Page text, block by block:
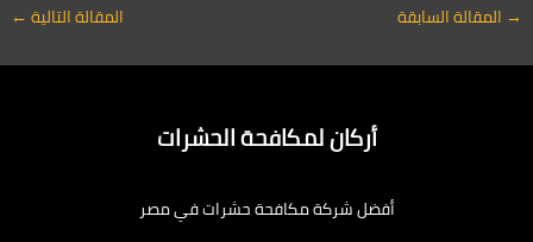
→ المقالة السابقة المقالة التالية←
أركان لمكافحة الحشرات
أفضل شركة مكافحة حشرات في مصر